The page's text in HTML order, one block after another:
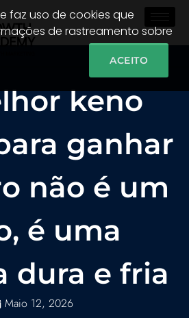
keno
ganhar
não é um
é uma
dura e fria
Maio 12, 2026
faz uso de cookies que
de rastreamento sobre
ACEITO